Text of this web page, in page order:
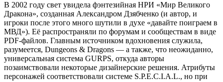
В 2002 году свет увидела фэнтезийная НРИ «Мир Великого
Дракона», созданная Александром Дзябченко (и автор, и
игроки после этого много шутили в духе «давайте поиграем в
МВД»). Её распространяли по форумам и сообществам в виде
PDF-файлов. Главным источником вдохновения служила,
разумеется, Dungeons & Dragons — а также, что неожиданно,
универсальная система GURPS, откуда авторы
позаимствовали некоторые дизайнерские решения. Атрибуты
персонажей соответствовали системе S.P.E.C.I.A.L., но при